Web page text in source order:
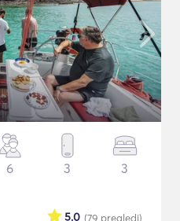
6 3 3
(79 pregledi)
5.0